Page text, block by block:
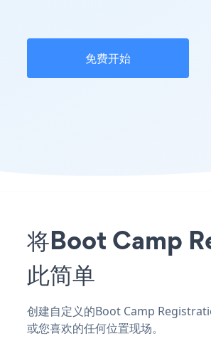
免费开始
将Boot Camp
此简单
创建自定义的Boot Camp
或您喜欢的任何位置现场。